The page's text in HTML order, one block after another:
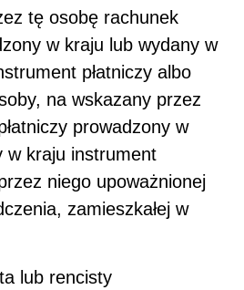
tę osobę rachunek
w kraju lub wydany w
płatniczy albo
na wskazany przez
prowadzony w
w kraju instrument
niego upoważnionej
zamieszkałej w
lub rencisty